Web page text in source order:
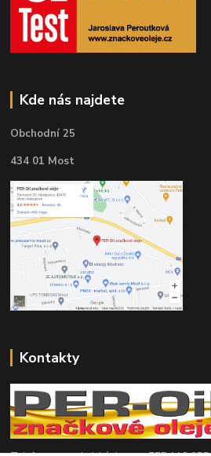
Kde nás najdete
Obchodní 25
434 01 Most
Kontakty